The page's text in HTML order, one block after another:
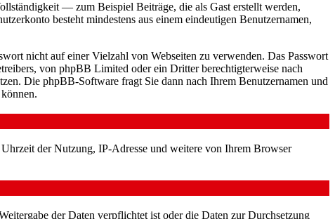
— zum Beispiel Beiträge, die als Gast erstellt werden,
besteht mindestens aus einem eindeutigen Benutzernamen,
nicht auf einer Vielzahl von Webseiten zu verwenden. Das Passwort
von phpBB Limited oder ein Dritter berechtigterweise nach
Die phpBB-Software fragt Sie dann nach Ihrem Benutzernamen und
der Nutzung, IP-Adresse und weitere von Ihrem Browser
der Daten verpflichtet ist oder die Daten zur Durchsetzung